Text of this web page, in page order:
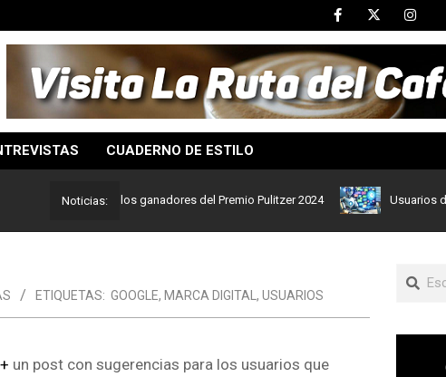
CUADERNO DE ESTILO
Noticias:
Estos son los ganadores del Premio Pulitzer 2024 Usuarios de
ETIQUETAS: GOOGLE, MARCA DIGITAL , USUARIOS
un post con sugerencias para los usuarios que